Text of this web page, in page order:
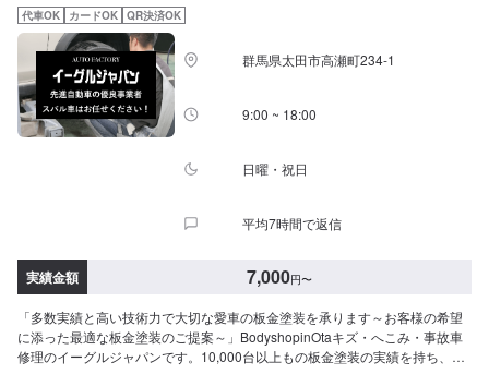
さい。-----代車について-----無料の代車をご用意しています。お車の作業中は
代車をご利用ください。※代車の燃料代はお客様にご負担いただいておりま
す。-----ご来店時の注意、受付方法-----当工場は太田桐生インターチェンジか
ら５分入庫の際はお気をつけてお越しください。駐車スペースは工場前の空
いているスペースに駐車してください。受付はスタッフへ「メンテモで予約
しました」とお伝えください。ご案内いたします。【定休日・営業時間】定
休日：日曜日営業時間：9:00~19:00
代車OK カードOK QR決済OK
群馬県太田市高瀬町234-1
9:00 ~ 18:00
日曜・祝日
平均7時間で返信
実績金額 7,000円〜
「多数実績と高い技術力で大切な愛車の板金塗装を承ります～お客様の希望
に添った最適な板金塗装のご提案～」BodyshopinOtaキズ・へこみ・事故車
修理のイーグルジャパンです。10,000台以上もの板金塗装の実績を持ち、太